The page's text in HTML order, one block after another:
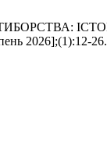
2026];(1):12-